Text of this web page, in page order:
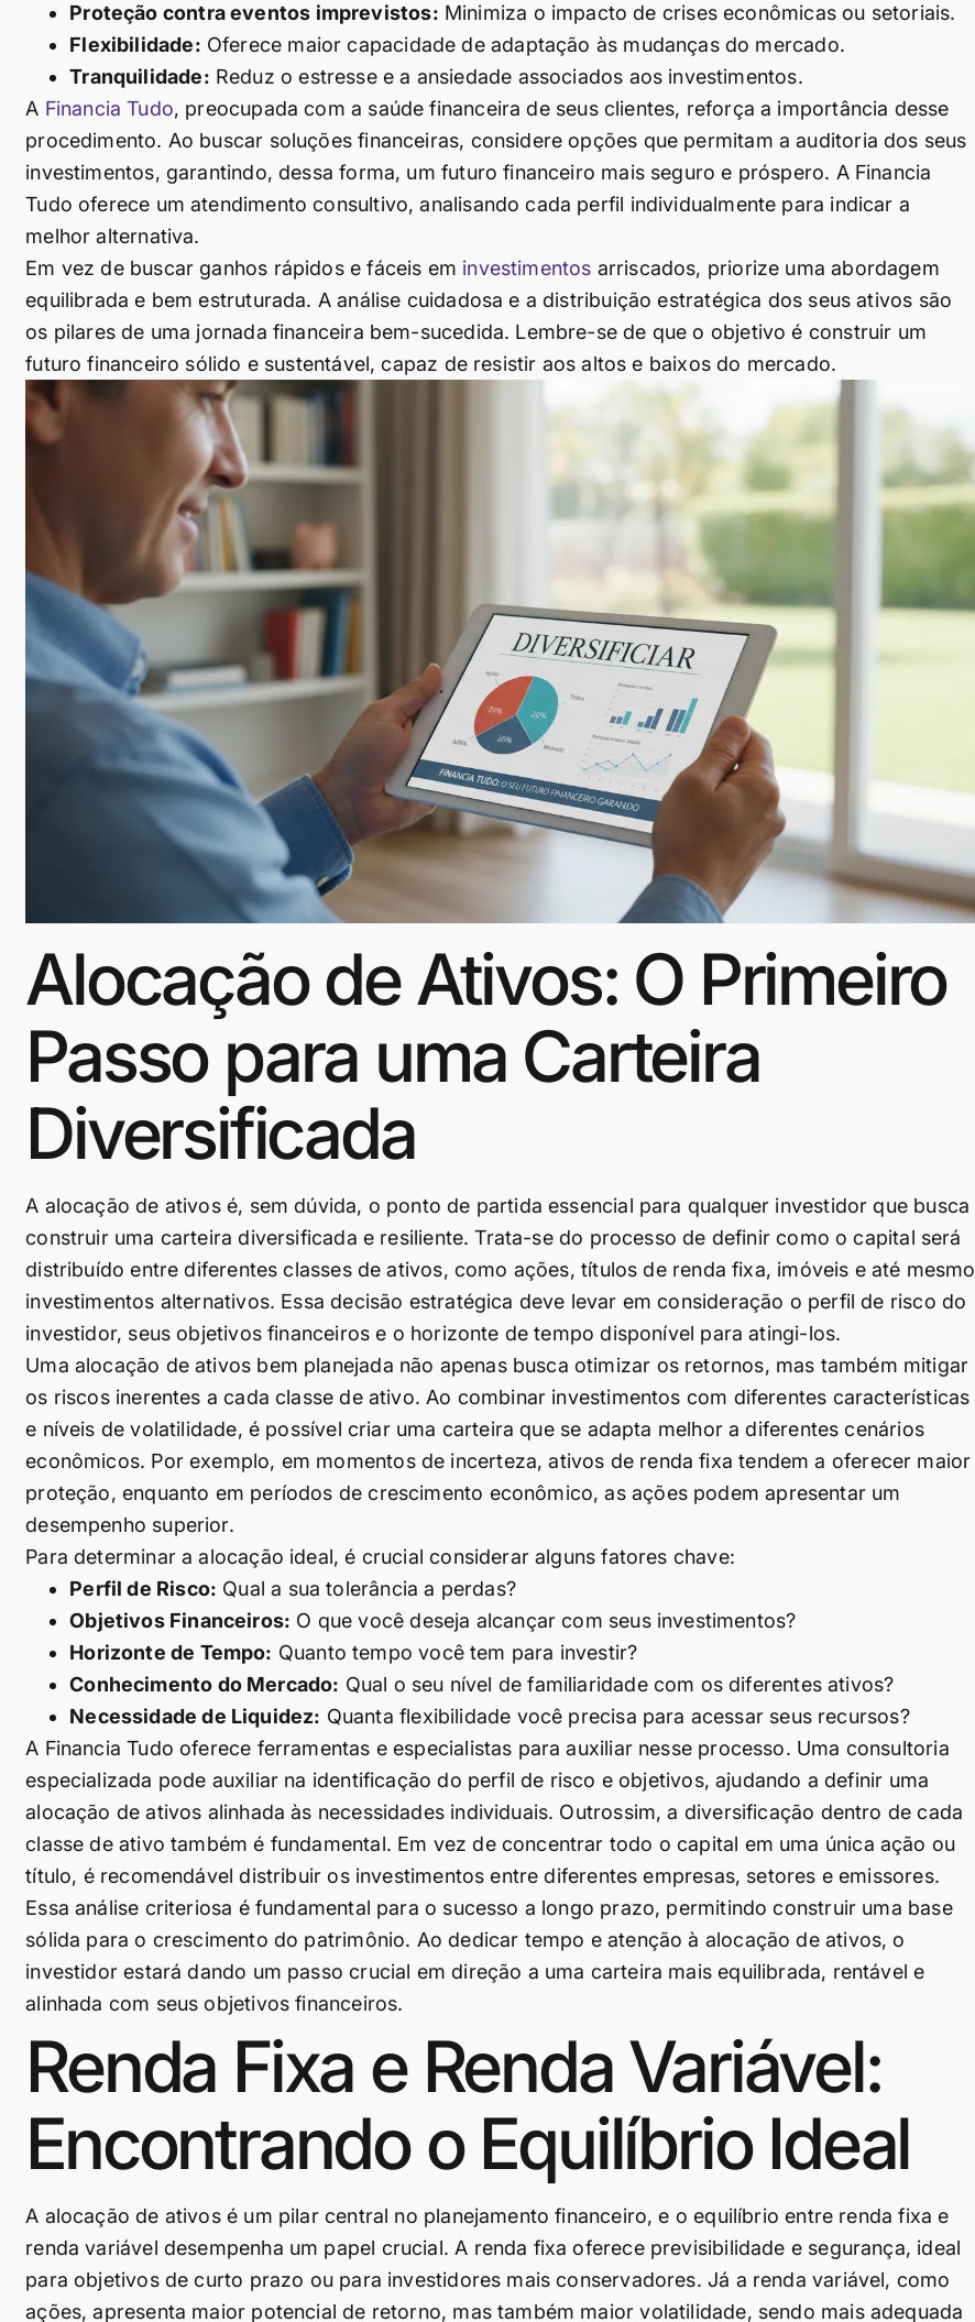
Proteção contra eventos imprevistos: Minimiza o impacto de crises econômicas ou setoriais.
Flexibilidade: Oferece maior capacidade de adaptação às mudanças do mercado.
Tranquilidade: Reduz o estresse e a ansiedade associados aos investimentos.
A Financia Tudo, preocupada com a saúde financeira de seus clientes, reforça a importância desse
procedimento. Ao buscar soluções financeiras, considere opções que permitam a auditoria dos seus
investimentos, garantindo, dessa forma, um futuro financeiro mais seguro e próspero. A Financia
Tudo oferece um atendimento consultivo, analisando cada perfil individualmente para indicar a
melhor alternativa.
Em vez de buscar ganhos rápidos e fáceis em investimentos arriscados, priorize uma abordagem
equilibrada e bem estruturada. A análise cuidadosa e a distribuição estratégica dos seus ativos são
os pilares de uma jornada financeira bem-sucedida. Lembre-se de que o objetivo é construir um
futuro financeiro sólido e sustentável, capaz de resistir aos altos e baixos do mercado.
Alocação de Ativos: O Primeiro
Passo para uma Carteira
Diversificada
A alocação de ativos é, sem dúvida, o ponto de partida essencial para qualquer investidor que busca
construir uma carteira diversificada e resiliente. Trata-se do processo de definir como o capital será
distribuído entre diferentes classes de ativos, como ações, títulos de renda fixa, imóveis e até mesmo
investimentos alternativos. Essa decisão estratégica deve levar em consideração o perfil de risco do
investidor, seus objetivos financeiros e o horizonte de tempo disponível para atingi-los.
Uma alocação de ativos bem planejada não apenas busca otimizar os retornos, mas também mitigar
os riscos inerentes a cada classe de ativo. Ao combinar investimentos com diferentes características
e níveis de volatilidade, é possível criar uma carteira que se adapta melhor a diferentes cenários
econômicos. Por exemplo, em momentos de incerteza, ativos de renda fixa tendem a oferecer maior
proteção, enquanto em períodos de crescimento econômico, as ações podem apresentar um
desempenho superior.
Para determinar a alocação ideal, é crucial considerar alguns fatores chave:
Perfil de Risco: Qual a sua tolerância a perdas?
Objetivos Financeiros: O que você deseja alcançar com seus investimentos?
Horizonte de Tempo: Quanto tempo você tem para investir?
Conhecimento do Mercado: Qual o seu nível de familiaridade com os diferentes ativos?
Necessidade de Liquidez: Quanta flexibilidade você precisa para acessar seus recursos?
A Financia Tudo oferece ferramentas e especialistas para auxiliar nesse processo. Uma consultoria
especializada pode auxiliar na identificação do perfil de risco e objetivos, ajudando a definir uma
alocação de ativos alinhada às necessidades individuais. Outrossim, a diversificação dentro de cada
classe de ativo também é fundamental. Em vez de concentrar todo o capital em uma única ação ou
título, é recomendável distribuir os investimentos entre diferentes empresas, setores e emissores.
Essa análise criteriosa é fundamental para o sucesso a longo prazo, permitindo construir uma base
sólida para o crescimento do patrimônio. Ao dedicar tempo e atenção à alocação de ativos, o
investidor estará dando um passo crucial em direção a uma carteira mais equilibrada, rentável e
alinhada com seus objetivos financeiros.
Renda Fixa e Renda Variável:
Encontrando o Equilíbrio Ideal
A alocação de ativos é um pilar central no planejamento financeiro, e o equilíbrio entre renda fixa e
renda variável desempenha um papel crucial. A renda fixa oferece previsibilidade e segurança, ideal
para objetivos de curto prazo ou para investidores mais conservadores. Já a renda variável, como
ações, apresenta maior potencial de retorno, mas também maior volatilidade, sendo mais adequada